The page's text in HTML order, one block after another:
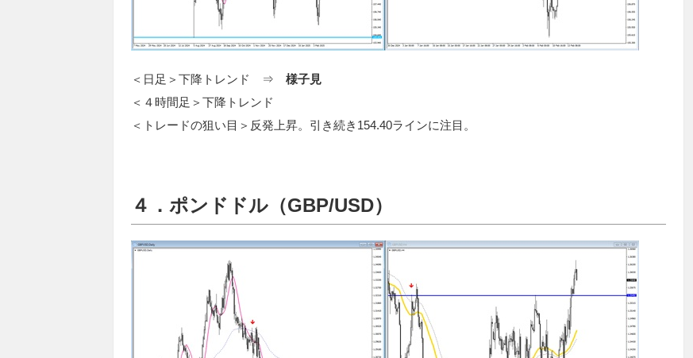
＜日足＞下降トレンド ⇒ 様子見
＜４時間足＞下降トレンド
＜トレードの狙い目＞反発上昇。引き続き154.40ラインに注目。
４．ポンドドル（GBP/USD）